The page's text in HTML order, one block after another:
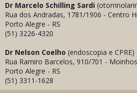
Dr Marcelo Schilling Sardi
Rua dos Andradas, 1781/1906 - Centro
Porto Alegre - RS
(51) 3226-4320
Dr Nelson Coelho (endoscopia e CPRE)
Rua Ramiro Barcelos, 910/701 -
Porto Alegre - RS
(51) 3311-1628